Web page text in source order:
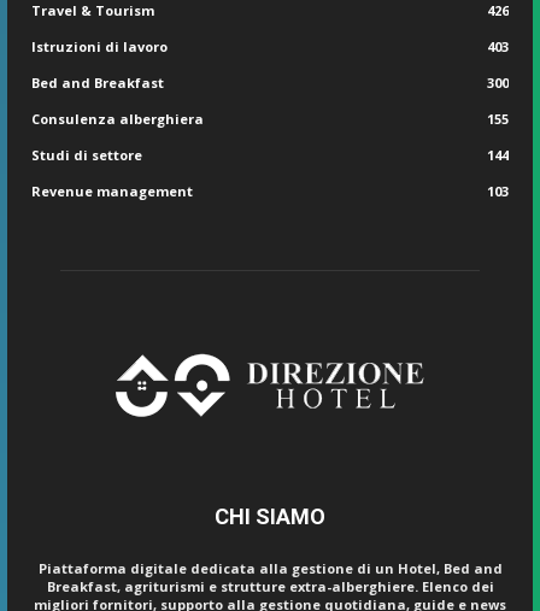
Travel & Tourism
426
Istruzioni di lavoro
403
Bed and Breakfast
300
Consulenza alberghiera
155
Studi di settore
144
Revenue management
103
CHI SIAMO
Piattaforma digitale dedicata alla gestione di un Hotel, Bed and
Breakfast, agriturismi e strutture extra-alberghiere. Elenco dei
migliori fornitori, supporto alla gestione quotidiana, guide e news